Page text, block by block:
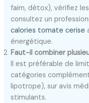
faim, détox), vérifiez
consultez un
calories tomate cerise
énergétique.
Faut-il combiner
Il est préférable de
catégories
lipotrope), sur avis
stimulants.